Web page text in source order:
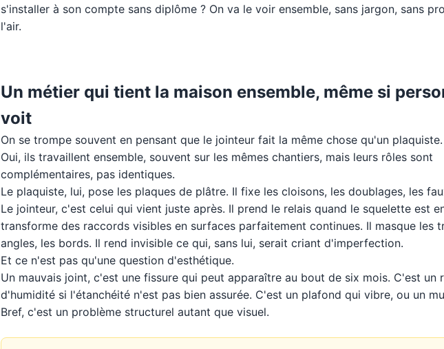
s'installer à son compte sans diplôme ? On va le voir ensemble, sans jargon, sans
l'air.
Un métier qui tient la maison ensemble, même si
voit
On se trompe souvent en pensant que le jointeur fait la même chose qu'un plaquiste.
Oui, ils travaillent ensemble, souvent sur les mêmes chantiers, mais leurs rôles sont
complémentaires, pas identiques.
Le plaquiste, lui, pose les plaques de plâtre. Il fixe les cloisons, les doublages, les
Le jointeur, c'est celui qui vient juste après. Il prend le relais quand le squelette est
transforme des raccords visibles en surfaces parfaitement continues. Il masque les
angles, les bords. Il rend invisible ce qui, sans lui, serait criant d'imperfection.
Et ce n'est pas qu'une question d'esthétique.
Un mauvais joint, c'est une fissure qui peut apparaître au bout de six mois. C'est un
d'humidité si l'étanchéité n'est pas bien assurée. C'est un plafond qui vibre, ou un
Bref, c'est un problème structurel autant que visuel.